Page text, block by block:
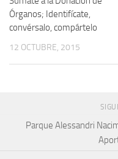
Órganos; Identifícate,
convérsalo, compártelo
12 OCTUBRE, 2015
Parque Alessandri